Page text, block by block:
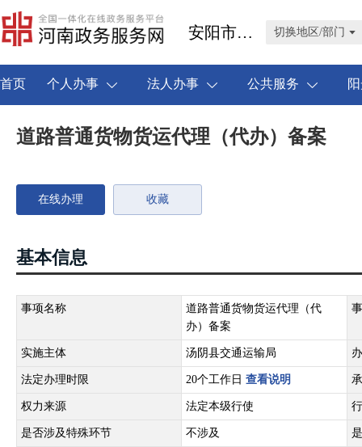
安阳市汤阴县 切换地区/部门
首页 个人办事 法人办事 公共服务
道路普通货物货运代理（代办）备案
在线办理 收藏
基本信息
事项名称
道路普通货物货运代理（代
办）备案
实施主体 汤阴县交通运输局
法定办理时限 20个工作日 查看说明
权力来源 法定本级行使
是否涉及特殊环节 不涉及